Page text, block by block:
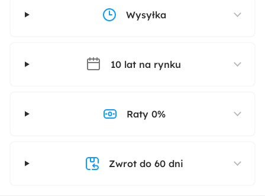
Wysyłka
10 lat na rynku
Raty 0%
Zwrot do 60 dni